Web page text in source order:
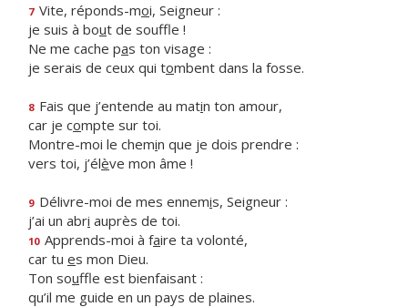
7 Vite, réponds-moi, Seigneur :
je suis à bout de souffle !
Ne me cache pas ton visage :
je serais de ceux qui tombent dans la fosse.
8 Fais que j’entende au matin ton amour,
car je compte sur toi.
Montre-moi le chemin que je dois prendre :
vers toi, j’élève mon âme !
9 Délivre-moi de mes ennemis, Seigneur :
j’ai un abri auprès de toi.
10 Apprends-moi à faire ta volonté,
car tu es mon Dieu.
Ton souffle est bienfaisant :
qu’il me guide en un pays de plaines.